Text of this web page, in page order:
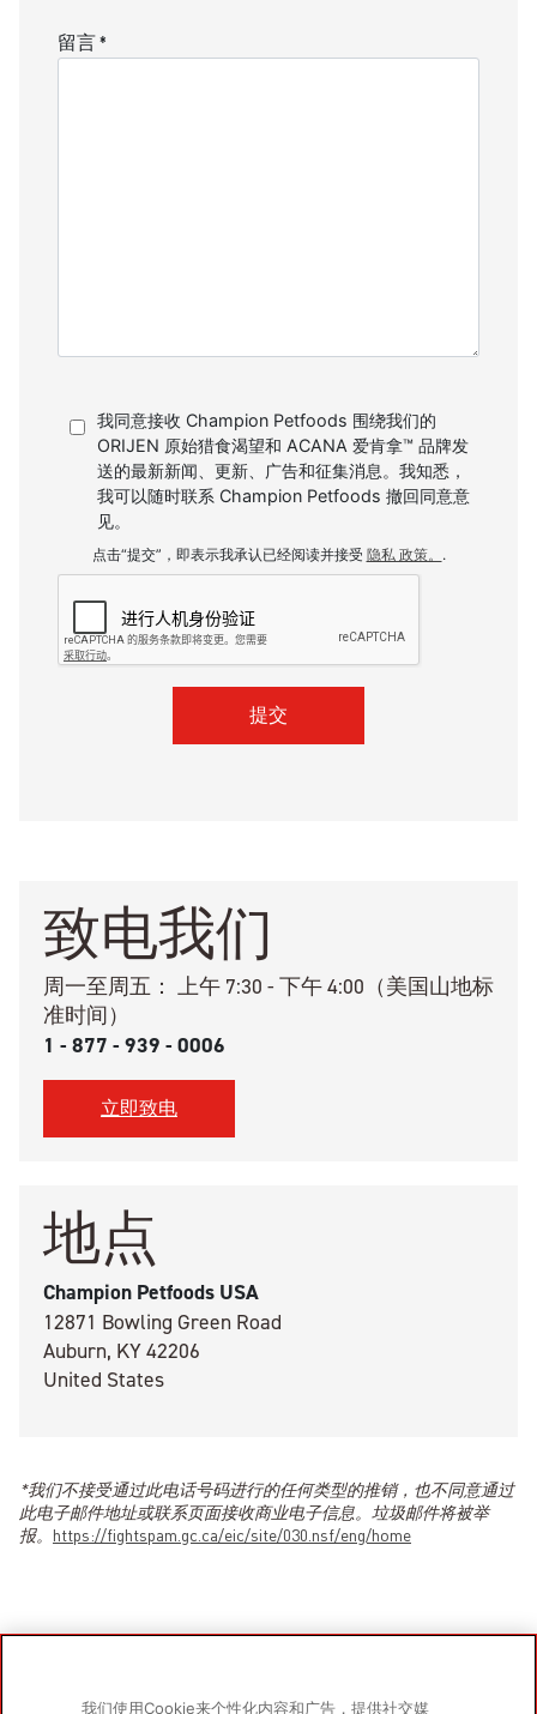
留言*
我同意接收 Champion Petfoods 围绕我们的
ORIJEN 原始猎食渴望和 ACANA 爱肯拿™ 品牌发
送的最新新闻、更新、广告和征集消息。我知悉，
我可以随时联系 Champion Petfoods 撤回同意意
见。
点击“提交”，即表示我承认已经阅读并接受 隐私 政策。 .
致电我们
周一至周五： 上午 7:30 - 下午 4:00（美国山地标
准时间）
1 - 877 - 939 - 0006
立即致电
地点
Champion Petfoods USA
12871 Bowling Green Road
Auburn, KY 42206
United States
*我们不接受通过此电话号码进行的任何类型的推销，也不同意通过
此电子邮件地址或联系页面接收商业电子信息。垃圾邮件将被举
报。 https://fightspam.gc.ca/eic/site/030.nsf/eng/home
我们使用Cookie来个性化内容和广告，提供社交媒